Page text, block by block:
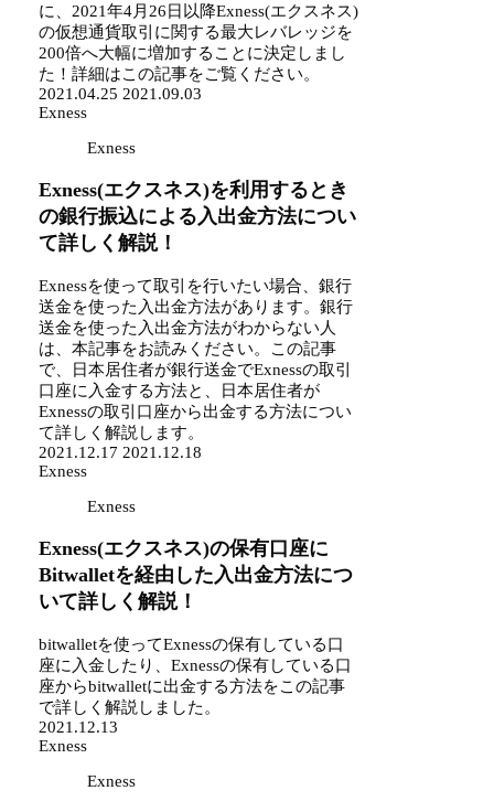
に、2021年4月26日以降Exness(エクスネス)
の仮想通貨取引に関する最大レバレッジを
200倍へ大幅に増加することに決定しまし
た！詳細はこの記事をご覧ください。
2021.04.25 2021.09.03
Exness
Exness
Exness(エクスネス)を利用するとき
の銀行振込による入出金方法につい
て詳しく解説！
Exnessを使って取引を行いたい場合、銀行
送金を使った入出金方法があります。銀行
送金を使った入出金方法がわからない人
は、本記事をお読みください。この記事
で、日本居住者が銀行送金でExnessの取引
口座に入金する方法と、日本居住者が
Exnessの取引口座から出金する方法につい
て詳しく解説します。
2021.12.17 2021.12.18
Exness
Exness
Exness(エクスネス)の保有口座に
Bitwalletを経由した入出金方法につ
いて詳しく解説！
bitwalletを使ってExnessの保有している口
座に入金したり、Exnessの保有している口
座からbitwalletに出金する方法をこの記事
で詳しく解説しました。
2021.12.13
Exness
Exness